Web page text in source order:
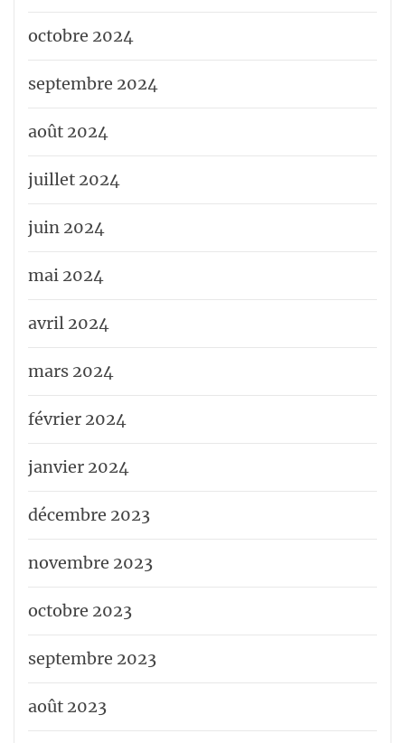
octobre 2024
septembre 2024
août 2024
juillet 2024
juin 2024
mai 2024
avril 2024
mars 2024
février 2024
janvier 2024
décembre 2023
novembre 2023
octobre 2023
septembre 2023
août 2023